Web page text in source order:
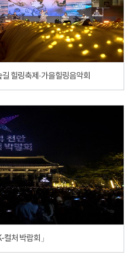
힐링축제·가을힐링음악회
컬처 박람회」